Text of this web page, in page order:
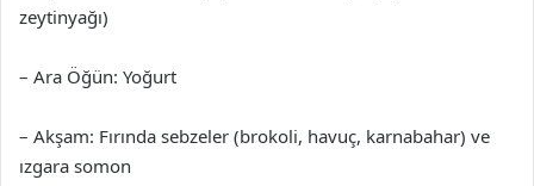
zeytinyağı)
– Ara Öğün: Yoğurt
– Akşam: Fırında sebzeler (brokoli, havuç, karnabahar) ve
ızgara somon